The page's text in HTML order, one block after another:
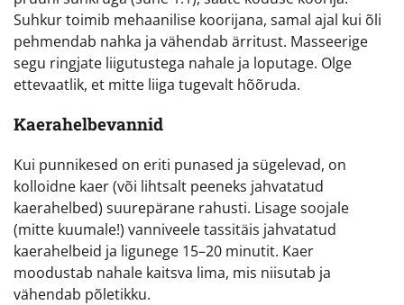
Suhkur toimib mehaanilise koorijana, samal ajal kui õli
pehmendab nahka ja vähendab ärritust. Masseerige
segu ringjate liigutustega nahale ja loputage. Olge
ettevaatlik, et mitte liiga tugevalt hõõruda.
Kaerahelbevannid
Kui punnikesed on eriti punased ja sügelevad, on
kolloidne kaer (või lihtsalt peeneks jahvatatud
kaerahelbed) suurepärane rahusti. Lisage soojale
(mitte kuumale!) vanniveele tassitäis jahvatatud
kaerahelbeid ja ligunege 15–20 minutit. Kaer
moodustab nahale kaitsva lima, mis niisutab ja
vähendab põletikku.